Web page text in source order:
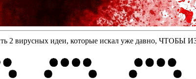
2 вирусных идеи, которые искал уже давно,